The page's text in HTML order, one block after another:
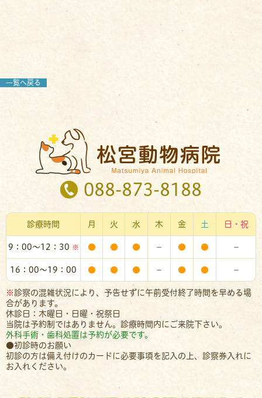
一覧へ戻る
088-873-8188
診療時間 月 火 水 木 金 土 日・祝
9：00～12：30 ※ ● ● ● － ● ● －
16：00～19：00 ● ● ● － ● ● －
※診察の混雑状況により、予告せずに午前受付終了時間を早める場
合があります。
休診日：木曜日・日曜・祝祭日
当院は予約制ではありません。診療時間内にご来院下さい。
外科手術・歯科処置は予約が必要です。
●初診時のお願い
初診の方は備え付けのカードに必要事項を記入の上、診察券入れに
お入れください。